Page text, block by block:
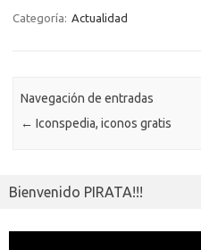
o r
Li
m
ti
Categoría: Actualidad
Navegación de entradas
← Iconspedia, iconos gratis
Bienvenido PIRATA!!!